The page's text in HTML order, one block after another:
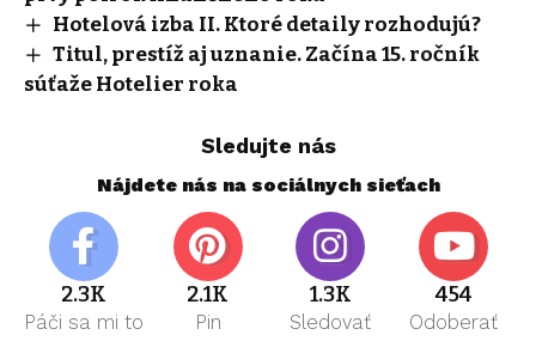
Hotelová izba II. Ktoré detaily rozhodujú?
Titul, prestíž aj uznanie. Začína 15. ročník
súťaže Hotelier roka
Sledujte nás
Nájdete nás na sociálnych sieťach
2.3K
Páči sa mi to
2.1K
Pin
1.3K
Sledovať
454
Odoberať